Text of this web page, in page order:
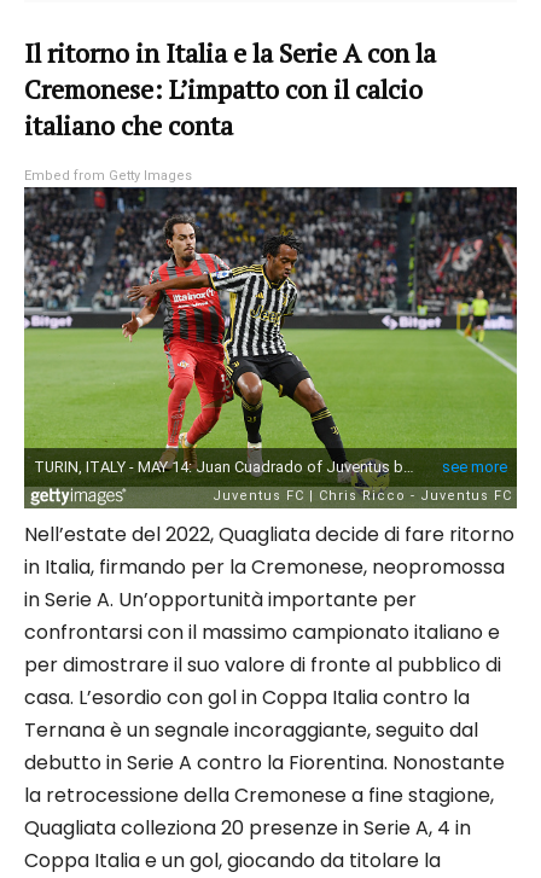
Il ritorno in Italia e la Serie A con la
Cremonese: L’impatto con il calcio
italiano che conta
Embed from Getty Images
Nell’estate del 2022, Quagliata decide di fare ritorno
in Italia, firmando per la Cremonese, neopromossa
in Serie A. Un’opportunità importante per
confrontarsi con il massimo campionato italiano e
per dimostrare il suo valore di fronte al pubblico di
casa. L’esordio con gol in Coppa Italia contro la
Ternana è un segnale incoraggiante, seguito dal
debutto in Serie A contro la Fiorentina. Nonostante
la retrocessione della Cremonese a fine stagione,
Quagliata colleziona 20 presenze in Serie A, 4 in
Coppa Italia e un gol, giocando da titolare la